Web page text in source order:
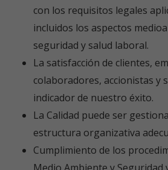
con los requisitos legales
incluidos los aspectos
seguridad y salud laboral.
La satisfacción de clientes,
colaboradores, accionistas y
indicador de nuestro éxito.
La Calidad puede ser
estructura organizativa
Cumplimiento de los